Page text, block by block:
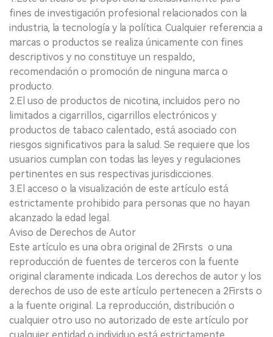
fines de investigación profesional relacionados con la
industria, la tecnología y la política. Cualquier referencia a
marcas o productos se realiza únicamente con fines
descriptivos y no constituye un respaldo,
recomendación o promoción de ninguna marca o
producto.
2.El uso de productos de nicotina, incluidos pero no
limitados a cigarrillos, cigarrillos electrónicos y
productos de tabaco calentado, está asociado con
riesgos significativos para la salud. Se requiere que los
usuarios cumplan con todas las leyes y regulaciones
pertinentes en sus respectivas jurisdicciones.
3.El acceso o la visualización de este artículo está
estrictamente prohibido para personas que no hayan
alcanzado la edad legal.
Aviso de Derechos de Autor
Este artículo es una obra original de 2Firsts o una
reproducción de fuentes de terceros con la fuente
original claramente indicada. Los derechos de autor y los
derechos de uso de este artículo pertenecen a 2Firsts o
a la fuente original. La reproducción, distribución o
cualquier otro uso no autorizado de este artículo por